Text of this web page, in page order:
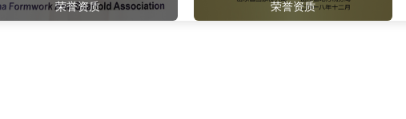
荣誉资质 荣誉资质